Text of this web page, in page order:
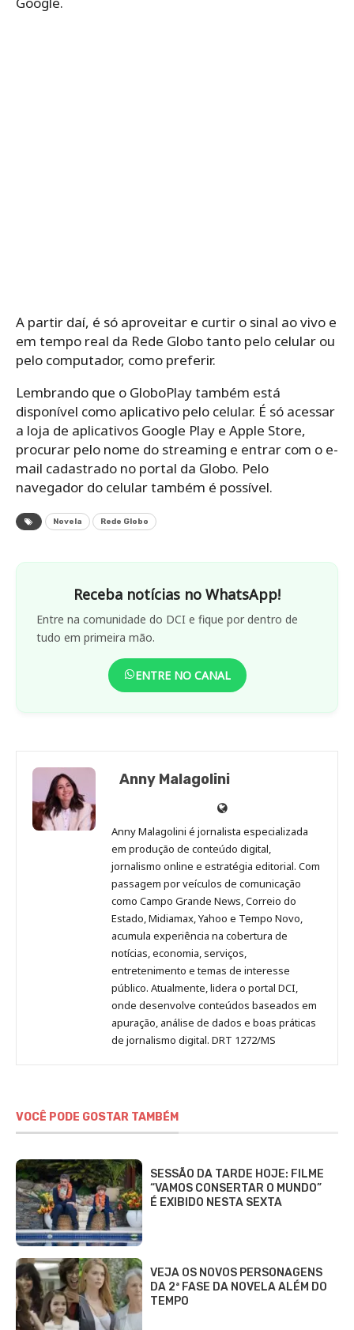
A partir daí, é só aproveitar e curtir o sinal ao vivo e
em tempo real da Rede Globo tanto pelo celular ou
pelo computador, como preferir.
Lembrando que o GloboPlay também está
disponível como aplicativo pelo celular. É só acessar
a loja de aplicativos Google Play e Apple Store,
procurar pelo nome do streaming e entrar com o e-
mail cadastrado no portal da Globo. Pelo
navegador do celular também é possível.
Novela Rede Globo
Receba notícias no WhatsApp!
Entre na comunidade do DCI e fique por dentro de
tudo em primeira mão.
ENTRE NO CANAL
Anny Malagolini
Malagolini
no
Pinterest
Malagolini
no
LinkedIn
Malagolini
no
Instagram
Anny
Malagolini
no
Facebook
Site
de
Anny
Malagolini
Anny Malagolini é jornalista especializada
em produção de conteúdo digital,
jornalismo online e estratégia editorial. Com
passagem por veículos de comunicação
como Campo Grande News, Correio do
Estado, Midiamax, Yahoo e Tempo Novo,
acumula experiência na cobertura de
notícias, economia, serviços,
entretenimento e temas de interesse
público. Atualmente, lidera o portal DCI,
onde desenvolve conteúdos baseados em
apuração, análise de dados e boas práticas
de jornalismo digital. DRT 1272/MS
VOCÊ PODE GOSTAR TAMBÉM
SESSÃO DA TARDE HOJE: FILME
“VAMOS CONSERTAR O MUNDO”
É EXIBIDO NESTA SEXTA
VEJA OS NOVOS PERSONAGENS
DA 2ª FASE DA NOVELA ALÉM DO
TEMPO